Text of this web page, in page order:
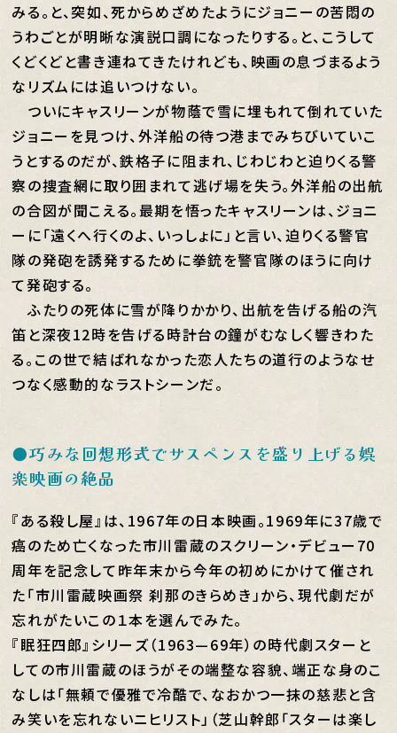
みる。と、突如、死からめざめたようにジョニーの苦悶の
うわごとが明晰な演説口調になったりする。と、こうして
くどくどと書き連ねてきたけれども、映画の息づまるよう
なリズムには追いつけない。
ついにキャスリーンが物蔭で雪に埋もれて倒れていた
ジョニーを見つけ、外洋船の待つ港までみちびいていこ
うとするのだが、鉄格子に阻まれ、じわじわと迫りくる警
察の捜査網に取り囲まれて逃げ場を失う。外洋船の出航
の合図が聞こえる。最期を悟ったキャスリーンは、ジョニ
ーに「遠くへ行くのよ、いっしょに」と言い、迫りくる警官
隊の発砲を誘発するために拳銃を警官隊のほうに向け
て発砲する。
ふたりの死体に雪が降りかかり、出航を告げる船の汽
笛と深夜12時を告げる時計台の鐘がむなしく響きわた
る。この世で結ばれなかった恋人たちの道行のようなせ
つなく感動的なラストシーンだ。
●巧みな回想形式でサスペンスを盛り上げる娯
楽映画の絶品
『ある殺し屋』は、1967年の日本映画。1969年に37歳で
癌のため亡くなった市川雷蔵のスクリーン・デビュー70
周年を記念して昨年末から今年の初めにかけて催され
た「市川雷蔵映画祭 刹那のきらめき」から、現代劇だが
忘れがたいこの１本を選んでみた。
『眠狂四郎』シリーズ（1963—69年）の時代劇スターと
しての市川雷蔵のほうがその端整な容貌、端正な身のこ
なしは「無頼で優雅で冷酷で、なおかつ一抹の慈悲と含
み笑いを忘れないニヒリスト」（芝山幹郎「スターは楽し